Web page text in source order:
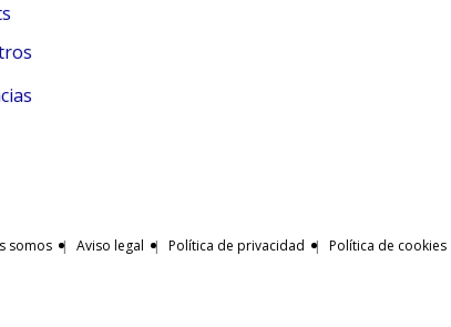
somos Aviso legal Política de privacidad Política de cookies